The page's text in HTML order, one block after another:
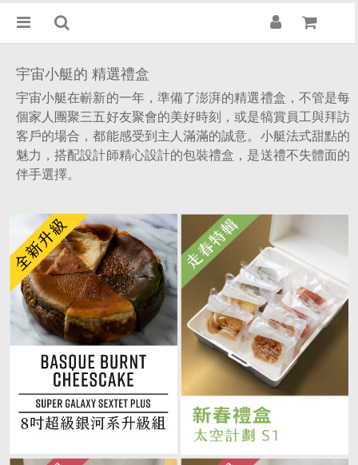
宇宙小艇的 精選禮盒
宇宙小艇在嶄新的一年，準備了澎湃的精選禮盒，不管是每
個家人團聚三五好友聚會的美好時刻，或是犒賞員工與拜訪
客戶的場合，都能感受到主人滿滿的誠意。小艇法式甜點的
魅力，搭配設計師精心設計的包裝禮盒，是送禮不失體面的
伴手選擇。